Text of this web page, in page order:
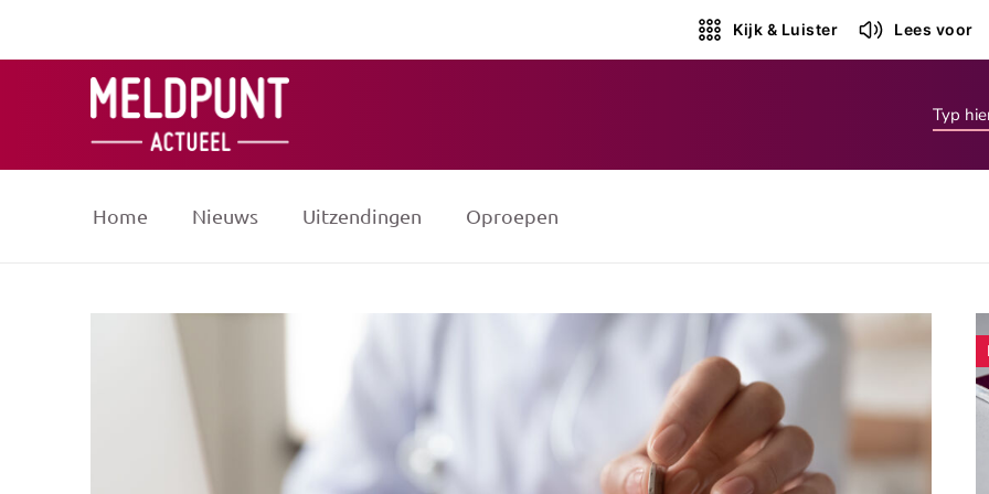
Kijk & Luister Lees voor
Home Nieuws Uitzendingen Oproepen